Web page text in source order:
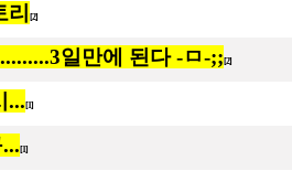
리 [2]
일만에 된다 -ㅁ-;; [2]
... [1]
[1]